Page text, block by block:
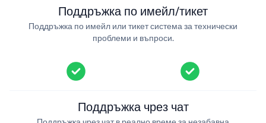
Поддръжка по имейл/тикет
Поддръжка по имейл или тикет система за технически
проблеми и въпроси.
Поддръжка чрез чат